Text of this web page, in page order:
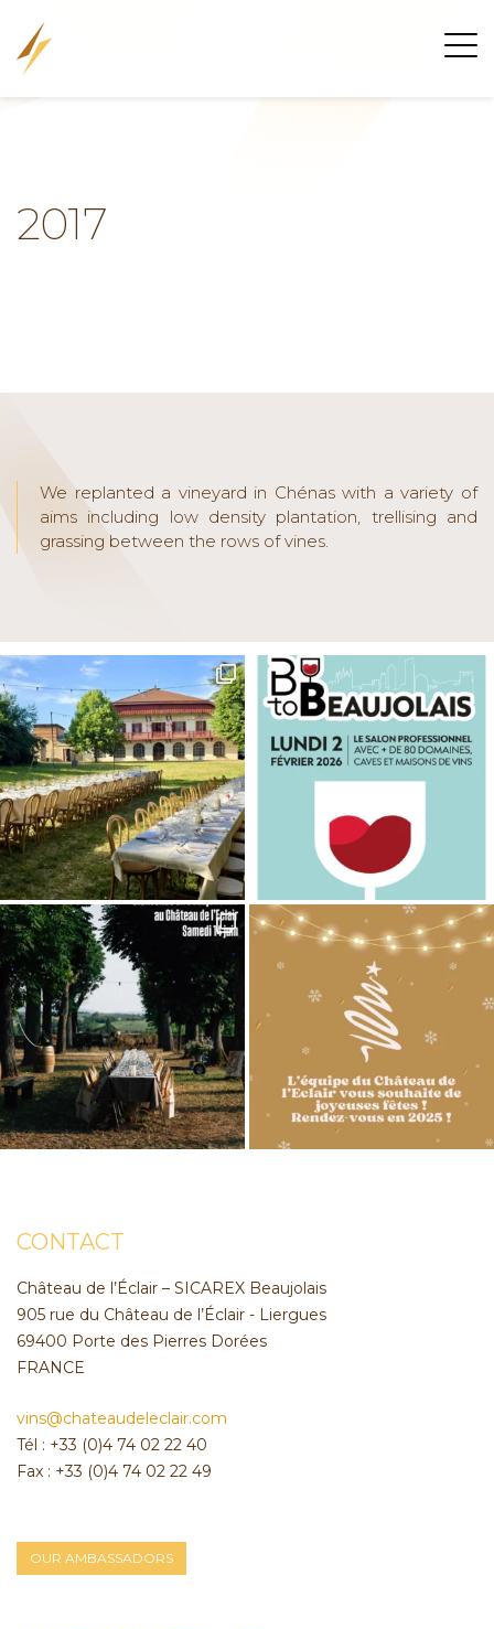
2017
We replanted a vineyard in Chénas with a variety of
aims including low density plantation, trellising and
grassing between the rows of vines.
CONTACT
Château de l’Éclair – SICAREX Beaujolais
905 rue du Château de l’Éclair - Liergues
69400 Porte des Pierres Dorées
FRANCE
vins@chateaudeleclair.com
Tél : +33 (0)4 74 02 22 40
Fax : +33 (0)4 74 02 22 49
OUR AMBASSADORS